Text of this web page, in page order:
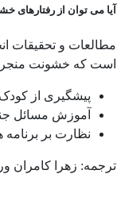
آیا می توان از رفتارهای
مطالعات و تحقیقات
است که خشونت منجر
پیشگیری از کودک
آموزش مسائل
نظارت بر برنامه
ترجمه: زهرا کامران ور